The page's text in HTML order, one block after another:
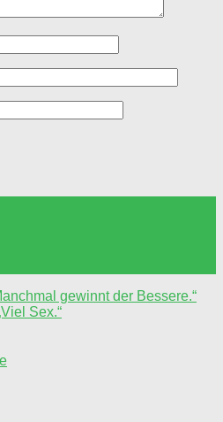
gewinnt der Bessere.“
Sex.“